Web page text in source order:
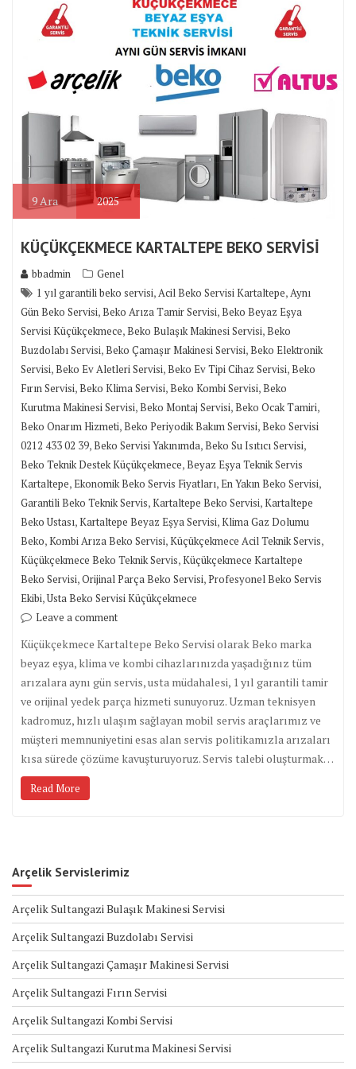
9Ara 2025
KÜÇÜKÇEKMECE KARTALTEPE BEKO SERVİSİ
bbadmin
Genel
1 yıl garantili beko servisi,Acil Beko Servisi Kartaltepe,Aynı
Gün Beko Servisi,Beko Arıza Tamir Servisi,Beko Beyaz Eşya
Servisi Küçükçekmece,Beko Bulaşık Makinesi Servisi,Beko
Buzdolabı Servisi,Beko Çamaşır Makinesi Servisi,Beko Elektronik
Servisi,Beko Ev Aletleri Servisi,Beko Ev Tipi Cihaz Servisi,Beko
Fırın Servisi,Beko Klima Servisi,Beko Kombi Servisi,Beko
Kurutma Makinesi Servisi,Beko Montaj Servisi,Beko Ocak Tamiri,
Beko Onarım Hizmeti,Beko Periyodik Bakım Servisi,Beko Servisi
0212 433 02 39,Beko Servisi Yakınımda,Beko Su Isıtıcı Servisi,
Beko Teknik Destek Küçükçekmece,Beyaz Eşya Teknik Servis
Kartaltepe,Ekonomik Beko Servis Fiyatları,En Yakın Beko Servisi,
Garantili Beko Teknik Servis,Kartaltepe Beko Servisi,Kartaltepe
Beko Ustası,Kartaltepe Beyaz Eşya Servisi,Klima Gaz Dolumu
Beko,Kombi Arıza Beko Servisi,Küçükçekmece Acil Teknik Servis,
Küçükçekmece Beko Teknik Servis,Küçükçekmece Kartaltepe
Beko Servisi,Orijinal Parça Beko Servisi,Profesyonel Beko Servis
Ekibi,Usta Beko Servisi Küçükçekmece
Leave a comment
Küçükçekmece Kartaltepe Beko Servisi olarak Beko marka
beyaz eşya, klima ve kombi cihazlarınızda yaşadığınız tüm
arızalara aynı gün servis, usta müdahalesi, 1 yıl garantili tamir
ve orijinal yedek parça hizmeti sunuyoruz. Uzman teknisyen
kadromuz, hızlı ulaşım sağlayan mobil servis araçlarımız ve
müşteri memnuniyetini esas alan servis politikamızla arızaları
kısa sürede çözüme kavuşturuyoruz. Servis talebi oluşturmak…
Read More
Arçelik Servislerimiz
Arçelik Sultangazi Bulaşık Makinesi Servisi
Arçelik Sultangazi Buzdolabı Servisi
Arçelik Sultangazi Çamaşır Makinesi Servisi
Arçelik Sultangazi Fırın Servisi
Arçelik Sultangazi Kombi Servisi
Arçelik Sultangazi Kurutma Makinesi Servisi